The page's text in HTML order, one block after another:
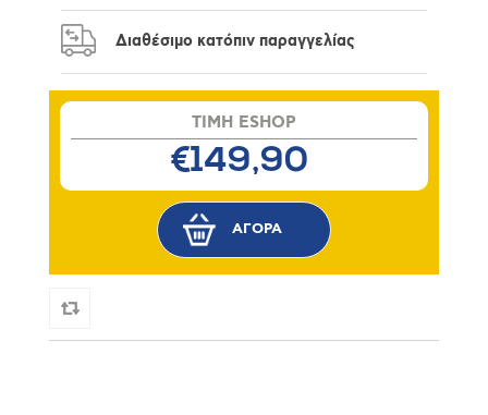
Διαθέσιμο κατόπιν παραγγελίας
TIMH ESHOP
€149,90